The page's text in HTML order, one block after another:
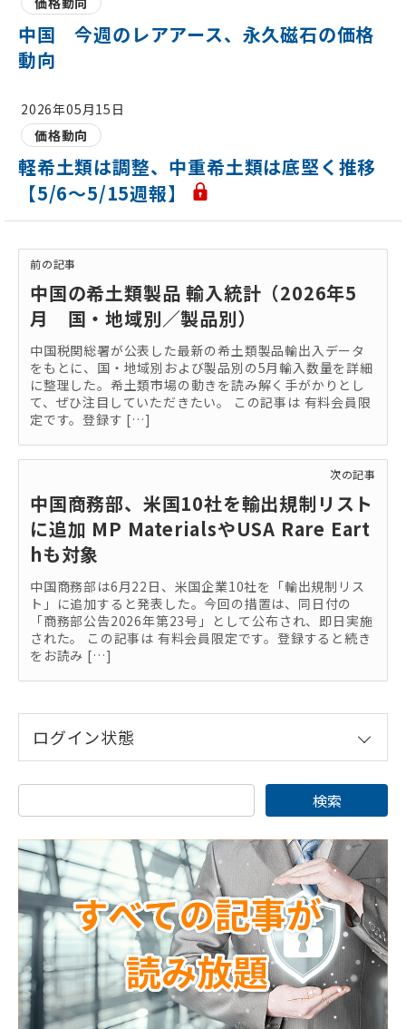
中国 今週のレアアース、永久磁石の価格
動向
2026年05月15日
価格動向
軽希土類は調整、中重希土類は底堅く推移
【5/6～5/15週報】
前の記事
中国の希土類製品 輸入統計（2026年5
月 国・地域別／製品別）
中国税関総署が公表した最新の希土類製品輸出入データ
をもとに、国・地域別および製品別の5月輸入数量を詳細
に整理した。希土類市場の動きを読み解く手がかりとし
て、ぜひ注目していただきたい。 この記事は 有料会員限
定です。登録す […]
次の記事
中国商務部、米国10社を輸出規制リスト
に追加 MP MaterialsやUSA Rare Eart
hも対象
中国商務部は6月22日、米国企業10社を「輸出規制リス
ト」に追加すると発表した。今回の措置は、同日付の
「商務部公告2026年第23号」として公布され、即日実施
された。 この記事は 有料会員限定です。登録すると続き
をお読み […]
ログイン状態